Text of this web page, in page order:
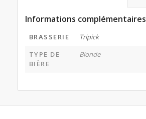
Informations complémentaires
BRASSERIE
Tripick
TYPE DE
BIÈRE
Blonde